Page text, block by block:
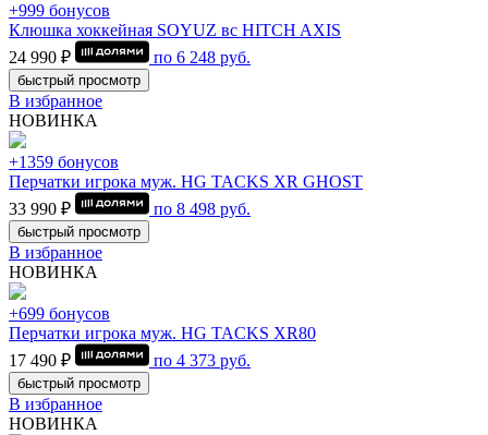
+999 бонусов
Клюшка хоккейная SOYUZ вс HITCH AXIS
24 990 ₽
по 6 248 руб.
быстрый просмотр
В избранное
НОВИНКА
+1359 бонусов
Перчатки игрока муж. HG TACKS XR GHOST
33 990 ₽
по 8 498 руб.
быстрый просмотр
В избранное
НОВИНКА
+699 бонусов
Перчатки игрока муж. HG TACKS XR80
17 490 ₽
по 4 373 руб.
быстрый просмотр
В избранное
НОВИНКА